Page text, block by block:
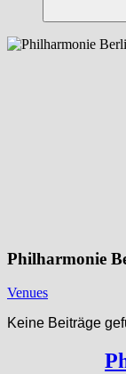
Philharmonie
Venues
Keine Beiträge